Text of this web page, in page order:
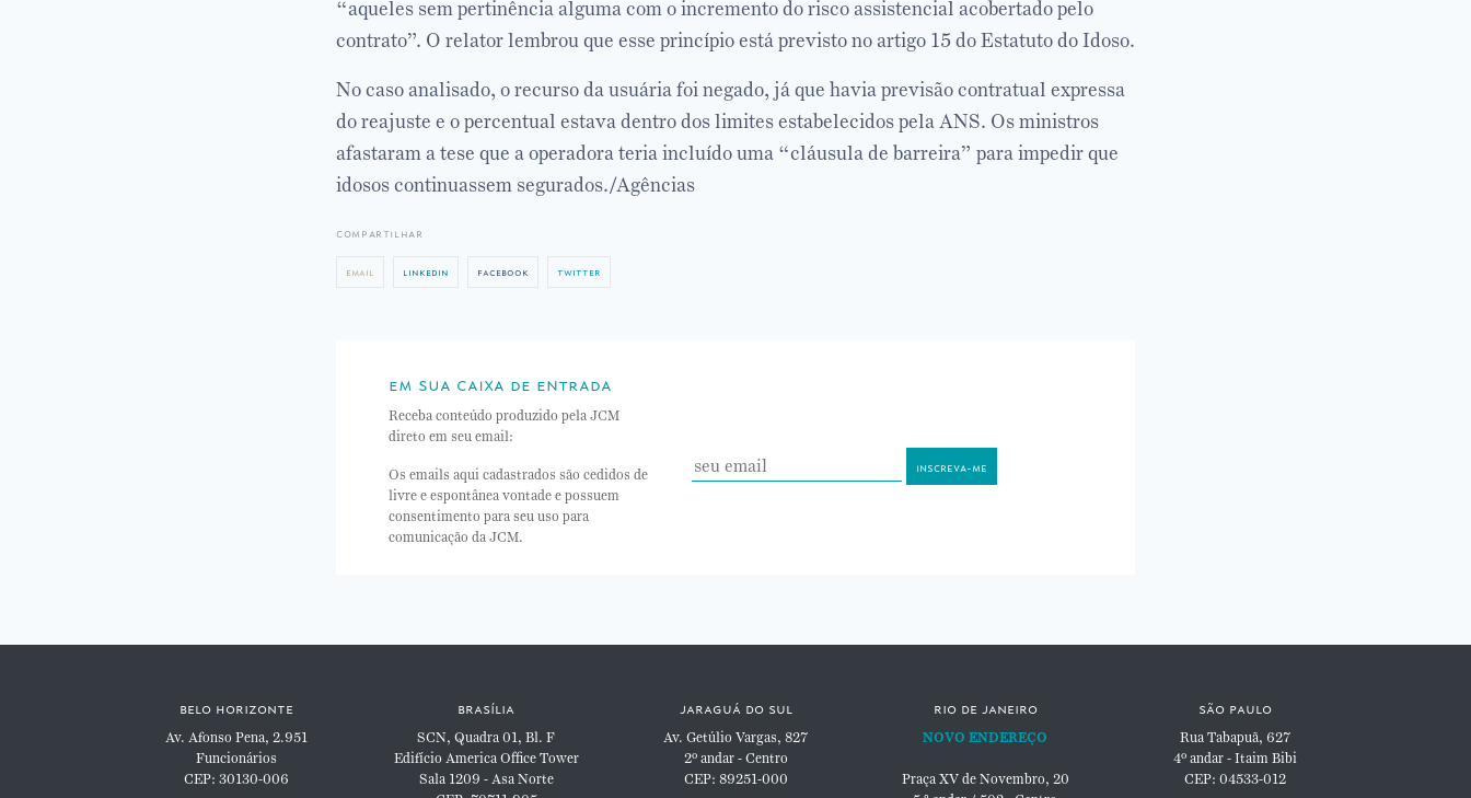
“aqueles sem pertinência alguma com o incremento do risco assistencial acobertado pelo
contrato”. O relator lembrou que esse princípio está previsto no artigo 15 do Estatuto do Idoso.
No caso analisado, o recurso da usuária foi negado, já que havia previsão contratual expressa
do reajuste e o percentual estava dentro dos limites estabelecidos pela ANS. Os ministros
afastaram a tese que a operadora teria incluído uma “cláusula de barreira” para impedir que
idosos continuassem segurados./Agências
compartilhar
email linkedin facebook twitter
em sua caixa de entrada
Receba conteúdo produzido pela JCM
direto em seu email:
Os emails aqui cadastrados são cedidos de
livre e espontânea vontade e possuem
consentimento para seu uso para
comunicação da JCM.
belo horizonte
Av. Afonso Pena, 2.951
Funcionários
CEP: 30130-006
brasília
SCN, Quadra 01, Bl. F
Edifício America Office Tower
Sala 1209 - Asa Norte
jaraguá do sul
Av. Getúlio Vargas, 827
2º andar - Centro
CEP: 89251-000
rio de janeiro
NOVO ENDEREÇO
Praça XV de Novembro, 20
são paulo
Rua Tabapuã, 627
4º andar - Itaim Bibi
CEP: 04533-012